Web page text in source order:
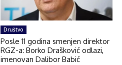
Društvo
Posle 11 godina smenjen direktor
RGZ-a: Borko Drašković odlazi,
imenovan Dalibor Babić